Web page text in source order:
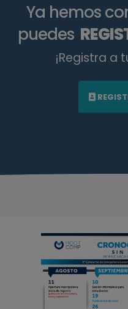
Ya hemos
puedes
¡Registra a